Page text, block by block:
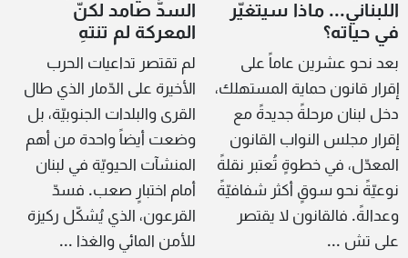
اللبناني... ماذا سيتغيّر
في حياته؟
بعد نحو عشرين عاماً على
إقرار قانون حماية المستهلك،
دخل لبنان مرحلةً جديدةً مع
إقرار مجلس النواب القانون
المعدّل، في خطوةٍ تُعتبر نقلةً
نوعيّةً نحو سوقٍ أكثر شفافيّةً
وعدالةً. فالقانون لا يقتصر
على تش ...
السدُّ صامد لكنّ
المعركة لم تنتهِ
لم تقتصر تداعيات الحرب
الأخيرة على الدّمار الذي طال
القرى والبلدات الجنوبيّة، بل
وضعت أيضاً واحدة من أهم
المنشآت الحيويّة في لبنان
أمام اختبارٍ صعب. فسدّ
القرعون، الذي يُشكّل ركيزة
للأمن المائي والغذا ...